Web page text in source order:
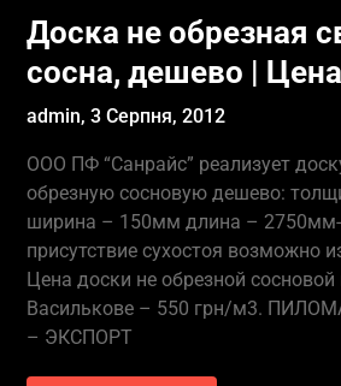
Доска не обрезная
сосна, дешево |
admin,3 Серпня, 2012
ООО ПФ “Санрайс” реализует
обрезную сосновую дешево:
ширина – 150мм длина –
присутствие сухостоя возможно
Цена доски не обрезной сосновой
Василькове – 550 грн/м3.
– ЭКСПОРТ